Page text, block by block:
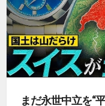
まだ永世中立を“